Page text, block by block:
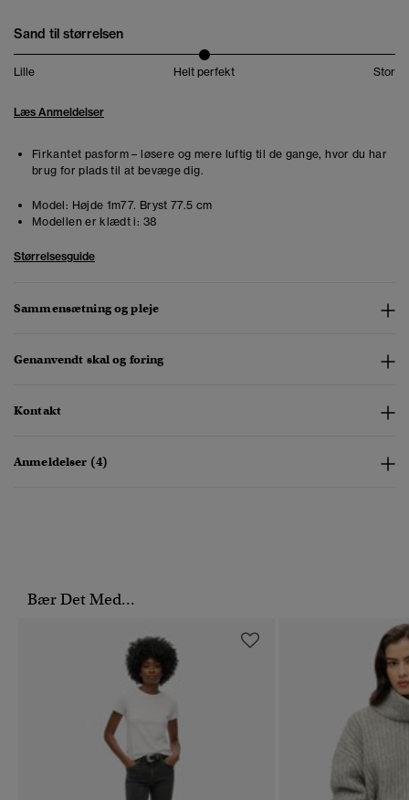
Sand til størrelsen
Lille Helt perfekt Stor
Læs Anmeldelser
Firkantet pasform – løsere og mere luftig til de gange, hvor du har
brug for plads til at bevæge dig.
Model: Højde 1m77. Bryst 77.5 cm
Modellen er klædt i: 38
Størrelsesguide
Sammensætning og pleje
Genanvendt skal og foring
Kontakt
Anmeldelser (4)
Bær Det Med...